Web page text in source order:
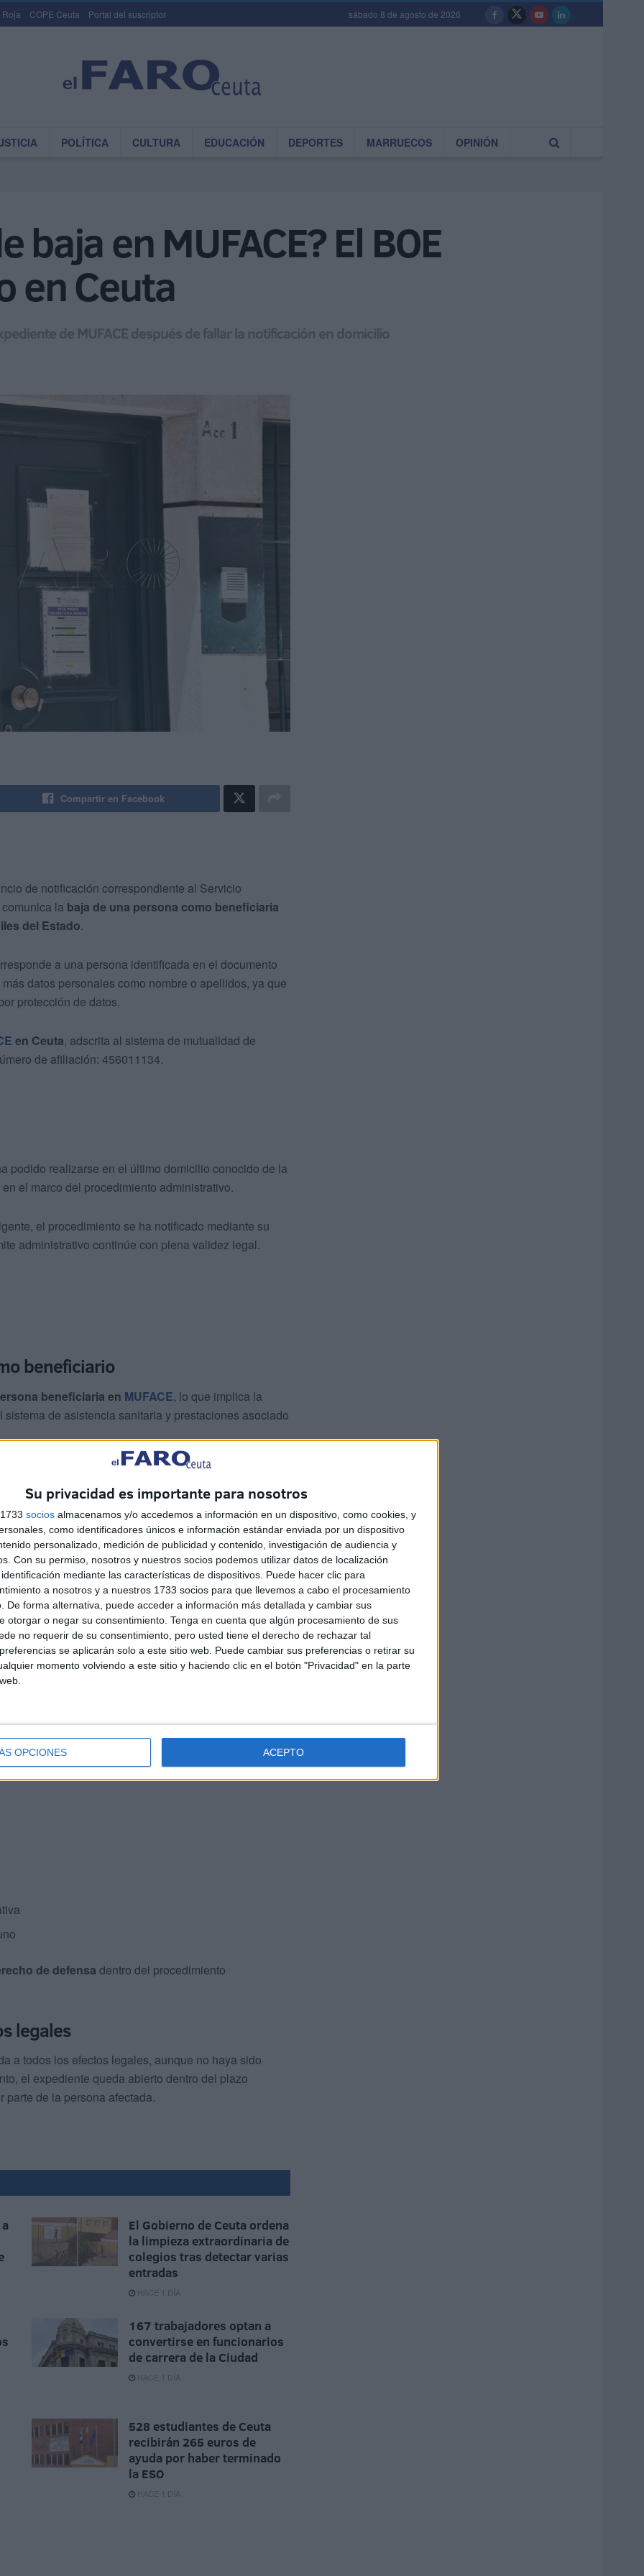
Su privacidad es importante para nosotros
socios almacenamos y/o accedemos a información en un dispositivo, como cookies, y
como identificadores únicos e información estándar enviada por un dispositivo
personalizado, medición de publicidad y contenido, investigación de audiencia y
Con su permiso, nosotros y nuestros socios podemos utilizar datos de localización
mediante las características de dispositivos. Puede hacer clic para
a nosotros y a nuestros 1733 socios para que llevemos a cabo el procesamiento
De forma alternativa, puede acceder a información más detallada y cambiar sus
otorgar o negar su consentimiento. Tenga en cuenta que algún procesamiento de sus
no requerir de su consentimiento, pero usted tiene el derecho de rechazar tal
se aplicarán solo a este sitio web. Puede cambiar sus preferencias o retirar su
momento volviendo a este sitio y haciendo clic en el botón "Privacidad" en la parte
OPCIONES ACEPTO
Roja COPE Ceuta Portal del suscriptor sábado 8 de agosto de 2026
POLÍTICA CULTURA EDUCACIÓN DEPORTES MARRUECOS OPINIÓN
baja en MUFACE? El BOE
en Ceuta
de MUFACE después de fallar la notificación en domicilio
Compartir en Facebook
de notificación correspondiente al Servicio
la baja de una persona como beneficiaria
del Estado.
a una persona identificada en el documento
datos personales como nombre o apellidos, ya que
protección de datos.
en Ceuta, adscrita al sistema de mutualidad de
de afiliación: 456011134.
podido realizarse en el último domicilio conocido de la
el marco del procedimiento administrativo.
el procedimiento se ha notificado mediante su
administrativo continúe con plena validez legal.
beneficiario
beneficiaria en MUFACE, lo que implica la
de asistencia sanitaria y prestaciones asociado
destinado a funcionarios civiles del Estado y sus
afectar al acceso a la cobertura sanitaria o a otros
de la persona interesada en el Servicio Provincial de
y presentar alegaciones
dispone de un plazo de
el contenido íntegro del expediente.
de defensa dentro del procedimiento
legales
a todos los efectos legales, aunque no haya sido
el expediente queda abierto dentro del plazo
de la persona afectada.
El Gobierno de Ceuta ordena
la limpieza extraordinaria de
colegios tras detectar varias
entradas
HACE 1 DÍA
167 trabajadores optan a
convertirse en funcionarios
de carrera de la Ciudad
HACE 1 DÍA
528 estudiantes de Ceuta
recibirán 265 euros de
ayuda por haber terminado
la ESO
HACE 1 DÍA